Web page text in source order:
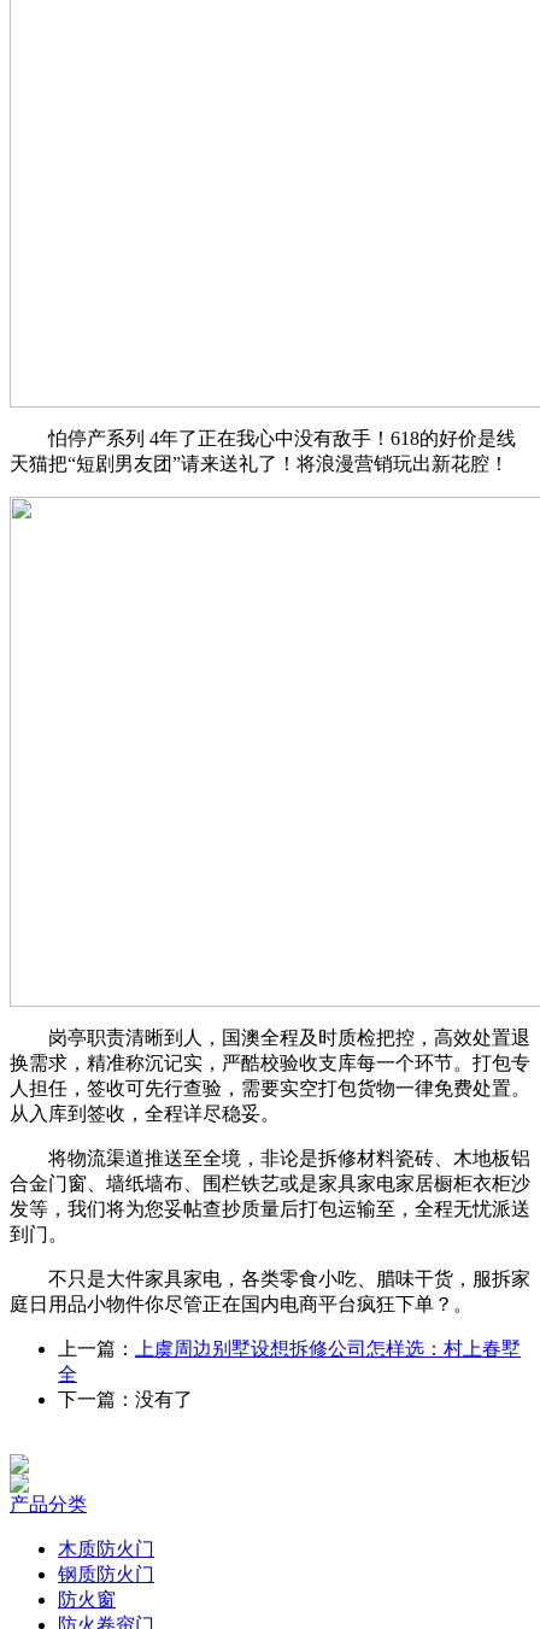
怕停产系列 4年了正在我心中没有敌手！618的好价是线
天猫把“短剧男友团”请来送礼了！将浪漫营销玩出新花腔！
岗亭职责清晰到人，国澳全程及时质检把控，高效处置退
换需求，精准称沉记实，严酷校验收支库每一个环节。打包专
人担任，签收可先行查验，需要实空打包货物一律免费处置。
从入库到签收，全程详尽稳妥。
将物流渠道推送至全境，非论是拆修材料瓷砖、木地板铝
合金门窗、墙纸墙布、围栏铁艺或是家具家电家居橱柜衣柜沙
发等，我们将为您妥帖查抄质量后打包运输至，全程无忧派送
到门。
不只是大件家具家电，各类零食小吃、腊味干货，服拆家
庭日用品小物件你尽管正在国内电商平台疯狂下单？。
上一篇：
上虞周边别墅设想拆修公司怎样选：村上春墅
全
下一篇：没有了
产品分类
木质防火门
钢质防火门
防火窗
防火卷帘门